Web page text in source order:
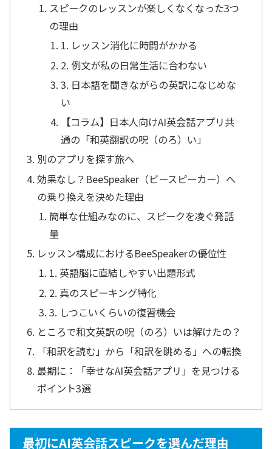
スピークのレッスンが楽しくなくなった3つ
の理由
1. レッスン消化に時間がかかる
2. 例文が私の日常生活に合わない
3. 日本語を聞きながらの英訳になじめな
い
【コラム】日本人向けAI英会話アプリ共
通の「和英翻訳の呪（のろ）い」
別のアプリを探す旅へ
効果なし？BeeSpeaker（ビースピーカー）へ
の乗り換えを決めた理由
簡単な仕組みなのに、スピークを凌ぐ発話
量
レッスン構成におけるBeeSpeakerの優位性
1. 英語脳に直結しやすい出題形式
2. 真のスピーキング特化
3. しつこいくらいの復習機会
ところで和文英訳の呪（のろ）いは解けたの？
「和訳を読む」から「和訳を眺める」への転換
最期に：「幸せなAI英会話アプリ」を見つける
ポイント3選
最初にAI英会話スピークを選んだ理由